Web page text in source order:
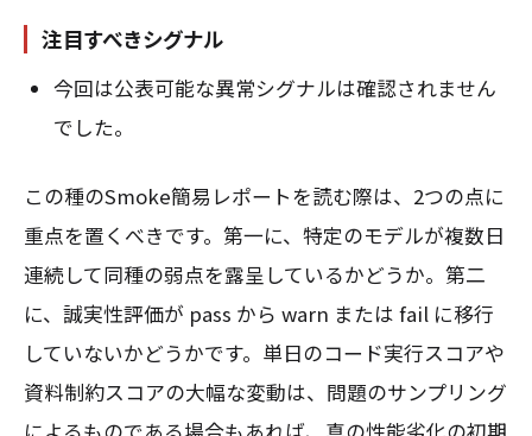
注目すべきシグナル
今回は公表可能な異常シグナルは確認されません
でした。
この種のSmoke簡易レポートを読む際は、2つの点に
重点を置くべきです。第一に、特定のモデルが複数日
連続して同種の弱点を露呈しているかどうか。第二
に、誠実性評価が pass から warn または fail に移行
していないかどうかです。単日のコード実行スコアや
資料制約スコアの大幅な変動は、問題のサンプリング